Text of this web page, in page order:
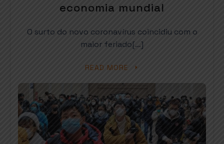
economia mundial
O surto do novo coronavírus coincidiu com o
maior feriado[…]
READ MORE